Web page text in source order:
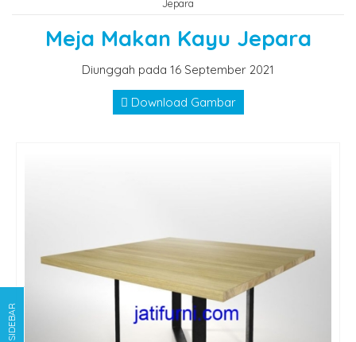
Jepara
Meja Makan Kayu Jepara
Diunggah pada 16 September 2021
Download Gambar
SIDEBAR